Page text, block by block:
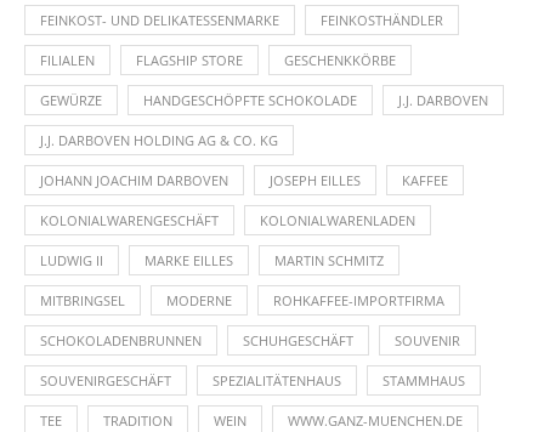
FEINKOST- UND DELIKATESSENMARKE FEINKOSTHÄNDLER
FILIALEN FLAGSHIP STORE GESCHENKKÖRBE
GEWÜRZE HANDGESCHÖPFTE SCHOKOLADE J.J. DARBOVEN
J.J. DARBOVEN HOLDING AG & CO. KG
JOHANN JOACHIM DARBOVEN JOSEPH EILLES KAFFEE
KOLONIALWARENGESCHÄFT KOLONIALWARENLADEN
LUDWIG II MARKE EILLES MARTIN SCHMITZ
MITBRINGSEL MODERNE ROHKAFFEE-IMPORTFIRMA
SCHOKOLADENBRUNNEN SCHUHGESCHÄFT SOUVENIR
SOUVENIRGESCHÄFT SPEZIALITÄTENHAUS STAMMHAUS
TEE TRADITION WEIN WWW.GANZ-MUENCHEN.DE